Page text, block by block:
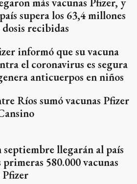
supera los 63,4 millones
dosis recibidas
informó que su vacuna
el coronavirus es segura
anticuerpos en niños
Ríos sumó vacunas Pfizer
septiembre llegarán al país
primeras 580.000 vacunas
Pfizer